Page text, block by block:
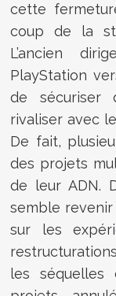
cette
coup de la
L’ancien
PlayStation
de sécuriser
rivaliser avec
De fait,
des projets
de leur ADN.
semble
sur les
les séquelles